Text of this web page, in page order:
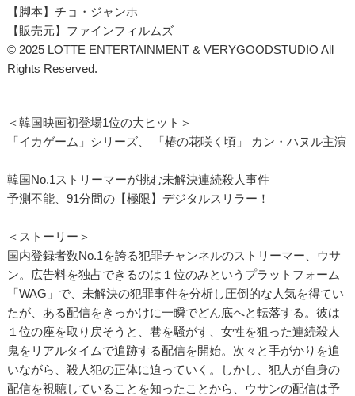
【脚本】チョ・ジャンホ
【販売元】ファインフィルムズ
© 2025 LOTTE ENTERTAINMENT & VERYGOODSTUDIO All
Rights Reserved.
＜韓国映画初登場1位の大ヒット＞
「イカゲーム」シリーズ、 「椿の花咲く頃」 カン・ハヌル主演
韓国No.1ストリーマーが挑む未解決連続殺人事件
予測不能、91分間の【極限】デジタルスリラー！
＜ストーリー＞
国内登録者数No.1を誇る犯罪チャンネルのストリーマー、ウサ
ン。広告料を独占できるのは１位のみというプラットフォーム
「WAG」で、未解決の犯罪事件を分析し圧倒的な人気を得てい
たが、ある配信をきっかけに一瞬でどん底へと転落する。彼は
１位の座を取り戻そうと、巷を騒がす、女性を狙った連続殺人
鬼をリアルタイムで追跡する配信を開始。次々と手がかりを追
いながら、殺人犯の正体に迫っていく。しかし、犯人が自身の
配信を視聴していることを知ったことから、ウサンの配信は予